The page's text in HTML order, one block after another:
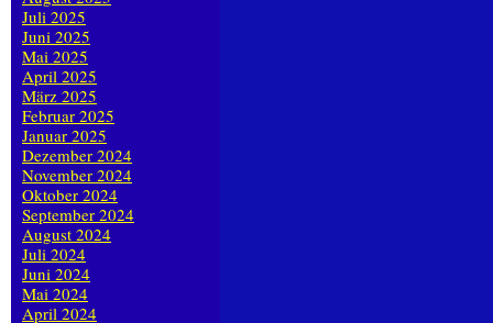
Juli 2025
Juni 2025
Mai 2025
April 2025
März 2025
Februar 2025
Januar 2025
Dezember 2024
November 2024
Oktober 2024
September 2024
August 2024
Juli 2024
Juni 2024
Mai 2024
April 2024